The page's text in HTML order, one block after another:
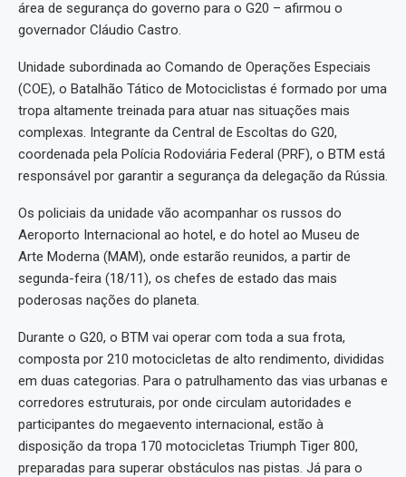
área de segurança do governo para o G20 – afirmou o
governador Cláudio Castro.
Unidade subordinada ao Comando de Operações Especiais
(COE), o Batalhão Tático de Motociclistas é formado por uma
tropa altamente treinada para atuar nas situações mais
complexas. Integrante da Central de Escoltas do G20,
coordenada pela Polícia Rodoviária Federal (PRF), o BTM está
responsável por garantir a segurança da delegação da Rússia.
Os policiais da unidade vão acompanhar os russos do
Aeroporto Internacional ao hotel, e do hotel ao Museu de
Arte Moderna (MAM), onde estarão reunidos, a partir de
segunda-feira (18/11), os chefes de estado das mais
poderosas nações do planeta.
Durante o G20, o BTM vai operar com toda a sua frota,
composta por 210 motocicletas de alto rendimento, divididas
em duas categorias. Para o patrulhamento das vias urbanas e
corredores estruturais, por onde circulam autoridades e
participantes do megaevento internacional, estão à
disposição da tropa 170 motocicletas Triumph Tiger 800,
preparadas para superar obstáculos nas pistas. Já para o